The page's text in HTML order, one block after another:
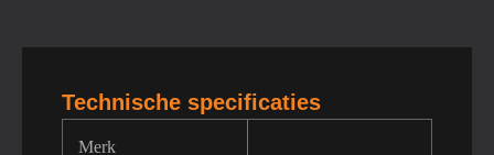
Technische specificaties
Merk